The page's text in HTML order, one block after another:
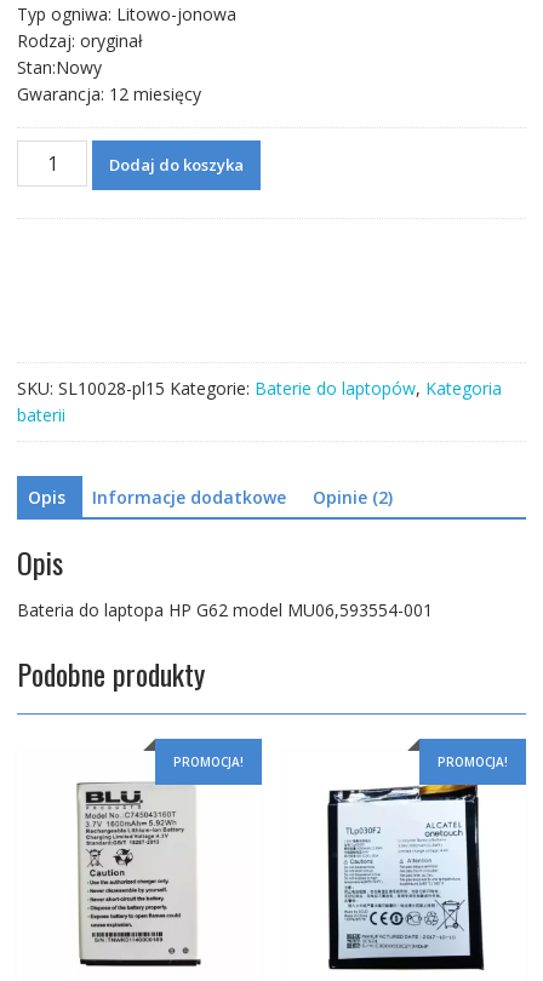
Typ ogniwa: Litowo-jonowa
Rodzaj: oryginał
Stan:Nowy
Gwarancja: 12 miesięcy
Bateria
001
Dodaj do koszyka
SKU: SL10028-pl15 Kategorie: Baterie do laptopów, Kategoria
baterii
Opis Informacje dodatkowe Opinie (2)
Opis
Bateria do laptopa HP G62 model MU06,593554-001
Podobne produkty
PROMOCJA! PROMOCJA!